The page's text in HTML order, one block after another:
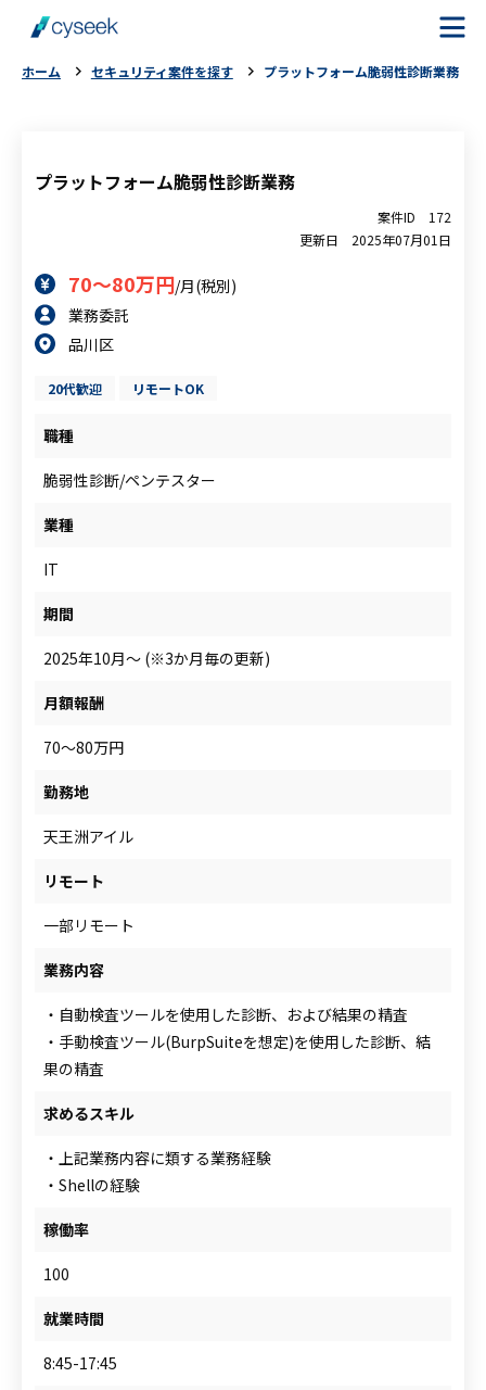
案件を探す
ご利用者様の声
よくある質問
案件について相談
ホーム セキュリティ案件を探す プラットフォーム脆弱性診断業務
プラットフォーム脆弱性診断業務
案件ID
172
更新日
2025年07月01日
70～80万円/月(税別)
業務委託
品川区
20代歓迎 リモートOK
職種
脆弱性診断/ペンテスター
業種
IT
期間
2025年10月～ (※3か月毎の更新)
月額報酬
70～80万円
勤務地
天王洲アイル
リモート
一部リモート
業務内容
・自動検査ツールを使用した診断、および結果の精査
・手動検査ツール(BurpSuiteを想定)を使用した診断、結
果の精査
求めるスキル
・上記業務内容に類する業務経験
・Shellの経験
稼働率
100
就業時間
8:45-17:45